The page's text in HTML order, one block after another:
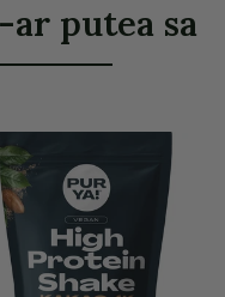
ar putea sa